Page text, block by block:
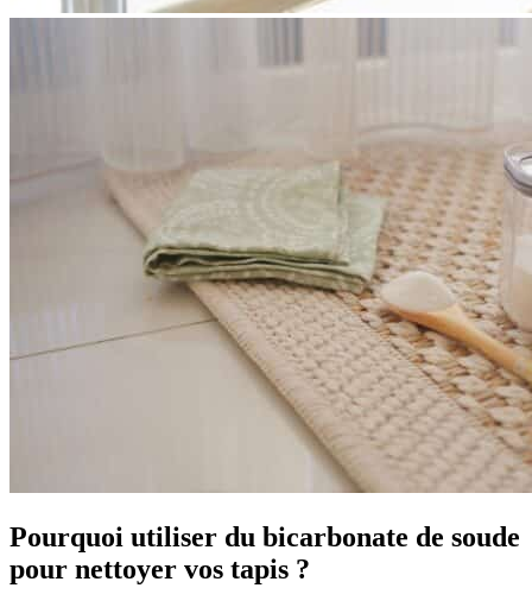
Pourquoi utiliser du bicarbonate de soude
pour nettoyer vos tapis ?